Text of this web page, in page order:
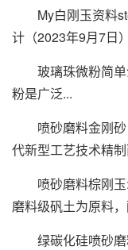
My白刚玉资料
计（2023年9月7日）
玻璃珠微粉简
粉是广泛...
喷砂磨料金刚砂
代新型工艺技术精
喷砂磨料棕刚玉:
磨料级矾土为原料
绿碳化硅喷砂磨